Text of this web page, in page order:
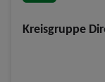
Kreisgruppe